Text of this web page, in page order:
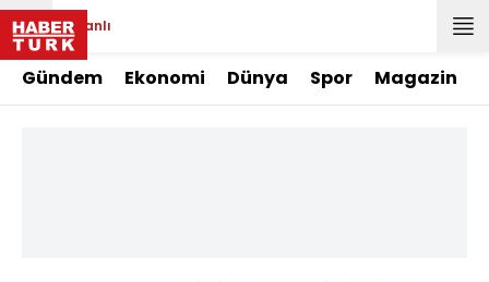
Canlı
Gündem Ekonomi Dünya Spor Magazin